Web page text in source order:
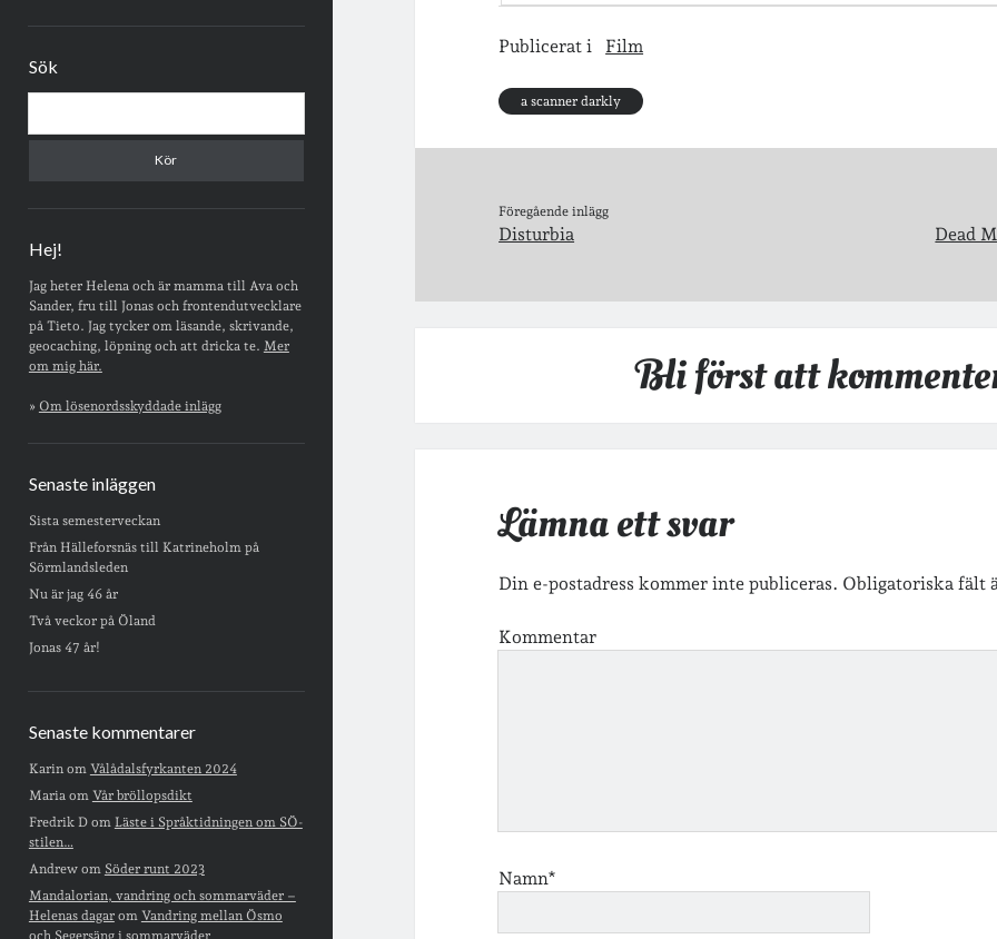
Sök
Hej!
Jag heter Helena och är mamma till Ava och
Sander, fru till Jonas och frontendutvecklare
på Tieto. Jag tycker om läsande, skrivande,
geocaching, löpning och att dricka te. Mer
om mig här.
» Om lösenordsskyddade inlägg
Senaste inläggen
Sista semesterveckan
Från Hälleforsnäs till Katrineholm på
Sörmlandsleden
Nu är jag 46 år
Två veckor på Öland
Jonas 47 år!
Senaste kommentarer
Karin om Vålådalsfyrkanten 2024
Maria om Vår bröllopsdikt
Fredrik Dom Läste i Språktidningen om SÖ-
stilen…
Andrewom Söder runt 2023
Mandalorian, vandring och sommarväder –
Helenas dagarom Vandring mellan Ösmo
och Segersäng i sommarväder
Publicerat i Film
a scanner darkly
Föregående inlägg
Disturbia Dead
Bli först att
Lämna ett svar
Din e-postadress kommer inte publiceras. Obligatoriska fält
Kommentar
Namn*